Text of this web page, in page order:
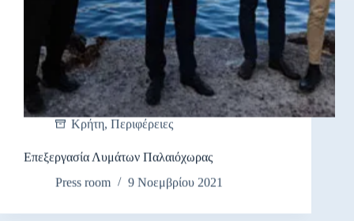
Κρήτη, Περιφέρειες
Επεξεργασία Λυμάτων Παλαιόχωρας
Press room
9 Νοεμβρίου 2021